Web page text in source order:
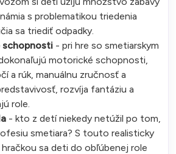
s problematikou triedenia
sa triediť odpadky.
schopnosti - pri hre so smetiarskym
motorické schopnosti,
a rúk, manuálnu zručnosť a
rozvíja fantáziu a
role.
- kto z detí niekedy netúžil po tom,
smetiara? S touto realisticky
sa deti do obľúbenej role